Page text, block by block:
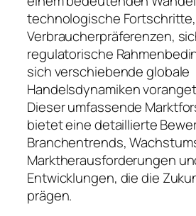
technologische
Verbraucherpräferenzen,
regulatorische
sich verschiebende globale
Handelsdynamiken
Dieser umfassende
bietet eine detaillierte
Branchentrends,
Marktherausforderungen
Entwicklungen, die die
prägen.